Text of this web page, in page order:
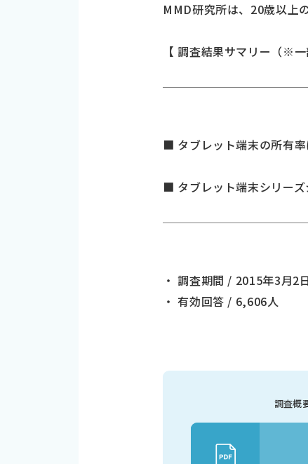
MMD研究所は、20歳以上
【 調査結果サマリー（※一
■ タブレット端末の所有
■ タブレット端末シリー
・ 調査期間 / 2015年3月2
・ 有効回答 / 6,606人
調査概